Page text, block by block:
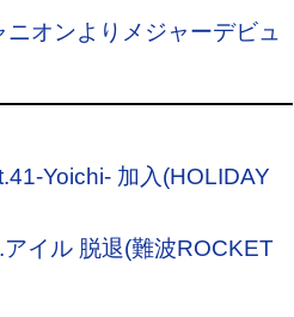
ニオンよりメジャーデビュ
Yoichi- 加入(HOLIDAY
アイル 脱退(難波ROCKET